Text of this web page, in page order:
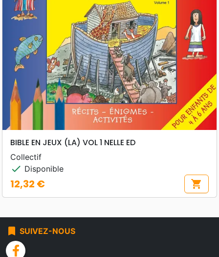
BIBLE EN JEUX (LA) VOL 1 NELLE ED
Collectif
check Disponible
Prix
12,32 € shopping_cart
bookmark SUIVEZ-NOUS
facebook